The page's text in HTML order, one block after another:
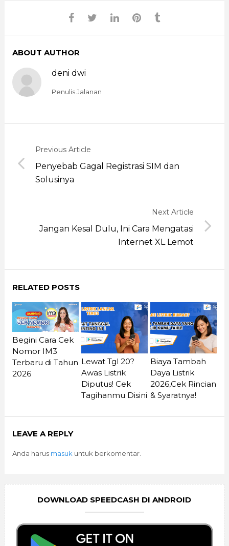
ABOUT AUTHOR
deni dwi
Penulis Jalanan
Previous Article
Penyebab Gagal Registrasi SIM dan
Solusinya
Next Article
Jangan Kesal Dulu, Ini Cara Mengatasi
Internet XL Lemot
RELATED POSTS
Begini Cara Cek
Nomor IM3
Terbaru di Tahun
2026
Lewat Tgl 20?
Awas Listrik
Diputus! Cek
Tagihanmu Disini
Biaya Tambah
Daya Listrik
2026,Cek Rincian
& Syaratnya!
LEAVE A REPLY
Anda harus masuk untuk berkomentar.
DOWNLOAD SPEEDCASH DI ANDROID